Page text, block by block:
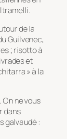
de la
Guilvenec,
; risotto à
et
» à la
On ne vous
dans
galvaudé :